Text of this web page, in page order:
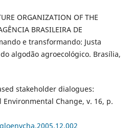
ORGANIZATION OF THE
BRASILEIRA DE
e transformando: Justa
algodão agroecológico. Brasília,
stakeholder dialogues:
Change, v. 16, p.